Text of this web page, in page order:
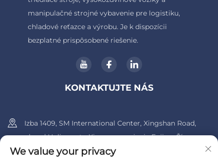
manipulačné strojné vybavenie pre logistiku,
chladové reťazce a výrobu. Je k dispozícii
bezplatné prispôsobené riešenie.
KONTAKTUJTE NÁS
Izba 1409, SM International Center, Xingshan Road,
obvod Huli, mesto Xiamen, provincia Fujian, Čína.
+86-13600956803
We value your privacy